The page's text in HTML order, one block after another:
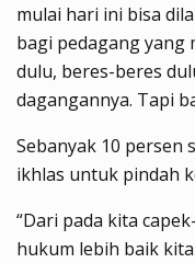
mulai hari ini bisa
bagi pedagang
dulu, beres-beres
dagangannya. Tapi
Sebanyak 10 persen
ikhlas untuk pindah
“Dari pada kita
hukum lebih baik